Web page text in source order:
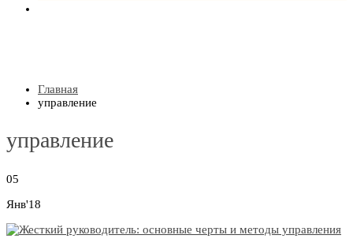
Главная
управление
управление
05
Янв'18